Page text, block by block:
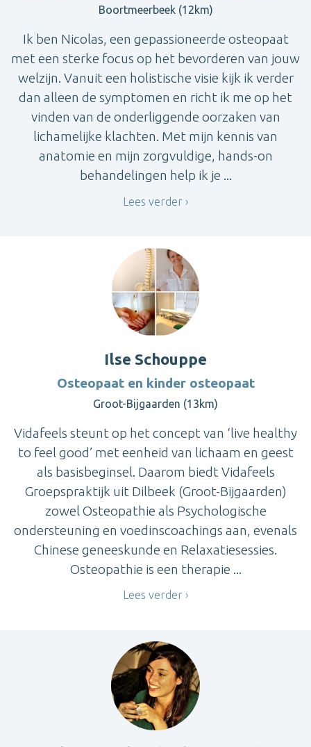
Boortmeerbeek (12km)
Ik ben Nicolas, een gepassioneerde osteopaat
met een sterke focus op het bevorderen van jouw
welzijn. Vanuit een holistische visie kijk ik verder
dan alleen de symptomen en richt ik me op het
vinden van de onderliggende oorzaken van
lichamelijke klachten. Met mijn kennis van
anatomie en mijn zorgvuldige, hands-on
behandelingen help ik je ...
Lees verder
Ilse Schouppe
Osteopaat en kinder osteopaat
Groot-Bijgaarden (13km)
Vidafeels steunt op het concept van ‘live healthy
to feel good’ met eenheid van lichaam en geest
als basisbeginsel. Daarom biedt Vidafeels
Groepspraktijk uit Dilbeek (Groot-Bijgaarden)
zowel Osteopathie als Psychologische
ondersteuning en voedinscoachings aan, evenals
Chinese geneeskunde en Relaxatiesessies.
Osteopathie is een therapie ...
Lees verder